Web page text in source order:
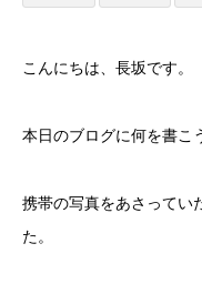
こんにちは、長坂です。
本日のブログに何を書こ
携帯の写真をあさってい
た。